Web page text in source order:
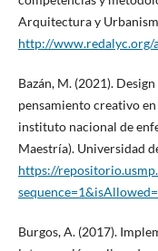
Arquitectura y
http://www.redalyc.org/
Bazán, M. (2021).
pensamiento creativo
instituto nacional de
Maestría). Universidad
https://
Burgos, A. (2017).